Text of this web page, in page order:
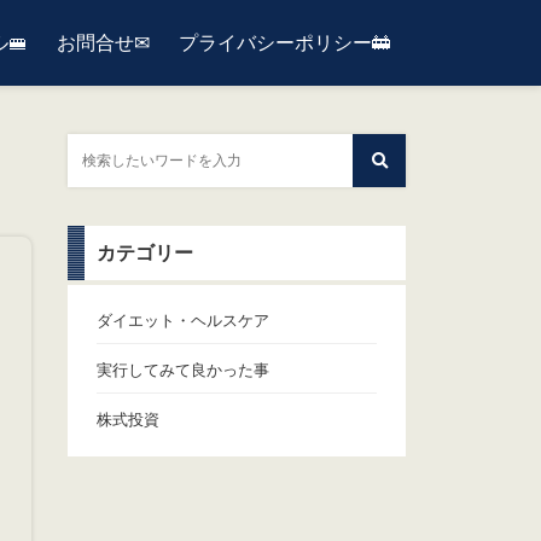
🚝 お問合せ✉ プライバシーポリシー🚋
カテゴリー
ダイエット・ヘルスケア
実行してみて良かった事
株式投資